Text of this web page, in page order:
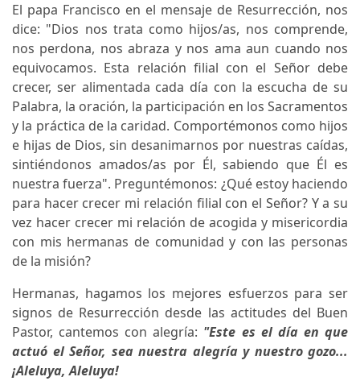
El papa Francisco en el mensaje de Resurrección, nos
dice: "Dios nos trata como hijos/as, nos comprende,
nos perdona, nos abraza y nos ama aun cuando nos
equivocamos. Esta relación filial con el Señor debe
crecer, ser alimentada cada día con la escucha de su
Palabra, la oración, la participación en los Sacramentos
y la práctica de la caridad. Comportémonos como hijos
e hijas de Dios, sin desanimarnos por nuestras caídas,
sintiéndonos amados/as por Él, sabiendo que Él es
nuestra fuerza". Preguntémonos: ¿Qué estoy haciendo
para hacer crecer mi relación filial con el Señor? Y a su
vez hacer crecer mi relación de acogida y misericordia
con mis hermanas de comunidad y con las personas
de la misión?
Hermanas, hagamos los mejores esfuerzos para ser
signos de Resurrección desde las actitudes del Buen
Pastor, cantemos con alegría: "Este es el día en que
actuó el Señor, sea nuestra alegría y nuestro gozo...
¡Aleluya, Aleluya!